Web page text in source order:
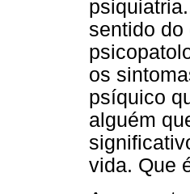
sentido
os
psíquico
alguém
vida. Que